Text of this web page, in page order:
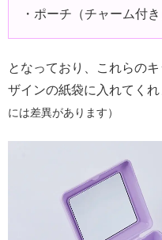
・ポーチ（チャーム付き
となっており、これらの
ザインの紙袋に入れてくれ
には差異があります）